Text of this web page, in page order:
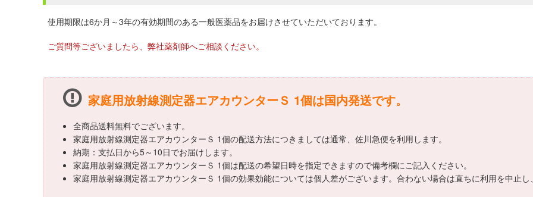
使用期限は6か月～3年の有効期間のある一般医薬品をお届けさせていただいております。
ご質問等ございましたら、弊社薬剤師へご相談ください。
家庭用放射線測定器エアカウンターＳ 1個は国内発送です。
全商品送料無料でございます。
家庭用放射線測定器エアカウンターＳ 1個の配送方法につきましては通常、佐川急便を利用します。
納期：支払日から5～10日でお届けします。
家庭用放射線測定器エアカウンターＳ 1個は配送の希望日時を指定できますので備考欄にご記入ください。
家庭用放射線測定器エアカウンターＳ 1個の効果効能については個人差がございます。合わない場合は直ちに利用を中止し